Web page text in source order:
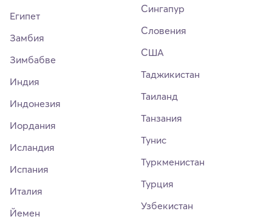
Египет
Замбия
Зимбабве
Индия
Индонезия
Иордания
Исландия
Испания
Италия
Йемен
Сингапур
Словения
США
Таджикистан
Таиланд
Танзания
Тунис
Туркменистан
Турция
Узбекистан